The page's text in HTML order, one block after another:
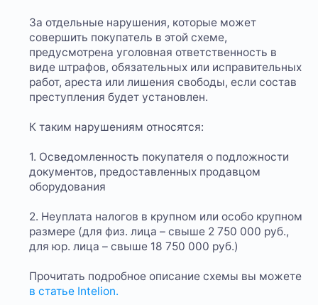
За отдельные нарушения, которые может
совершить покупатель в этой схеме,
предусмотрена уголовная ответственность в
виде штрафов, обязательных или исправительных
работ, ареста или лишения свободы, если состав
преступления будет установлен.
К таким нарушениям относятся:
1. Осведомленность покупателя о подложности
документов, предоставленных продавцом
оборудования
2. Неуплата налогов в крупном или особо крупном
размере (для физ. лица – свыше 2 750 000 руб.,
для юр. лица – свыше 18 750 000 руб.)
Прочитать подробное описание схемы вы можете
в статье Intelion.